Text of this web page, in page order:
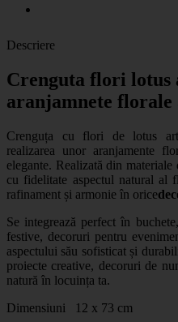
Descriere
Crenguta flori
aranjamnete florale
Crenguța cu flori de lotus
realizarea unor aranjamente
elegante. Realizată din materiale
cu fidelitate aspectul natural al
rafinament și armonie în orice
Se integrează perfect în buchete,
festive, decoruri pentru
aspectului său sofisticat și
proiecte creative, decoruri de
natură în locuința ta.
Dimensiuni 12 x 73 cm